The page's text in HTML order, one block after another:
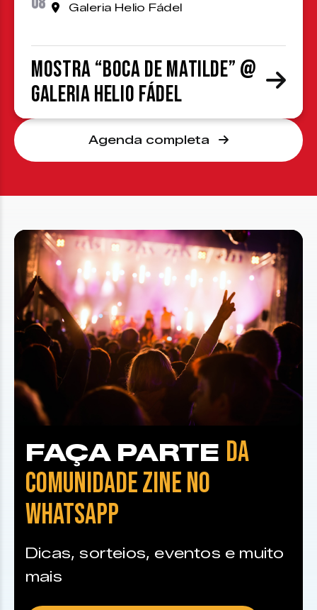
Galeria Helio Fádel
Mostra “Boca de Matilde” @
Galeria Helio Fádel
Agenda completa
FAÇA PARTE DA
COMUNIDADE ZINE NO
WHATSAPP
Dicas, sorteios, eventos e muito
mais